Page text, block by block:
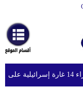
أخبارعاجلة
رياضة
ثقافة